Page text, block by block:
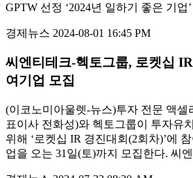
GPTW 선정 ‘2024년 일하기 좋은 기업
경제뉴스 2024-08-01 16:45 PM
씨엔티테크-헥토그룹, 로켓십
여기업 모집
(이코노미아울렛-뉴스)투자 전문 액셀
표이사 전화성)와 헥토그룹이 투자유
위해 ‘로켓십 IR 경진대회(2회차)’에
업을 오는 31일(토)까지 모집한다. 씨